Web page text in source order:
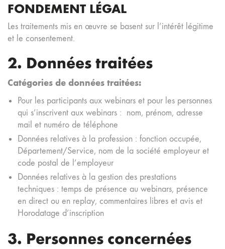
FONDEMENT LÉGAL
Les traitements mis en œuvre se basent sur l’intérêt légitime
et le consentement.
2. Données traitées
Catégories de données traitées:
Pour les participants aux webinars et pour les personnes
qui s’inscrivent aux webinars : nom, prénom, adresse
mail et numéro de téléphone
Données relatives à la profession : fonction occupée,
Département/Service, nom de la société employeur et
code postal de l’employeur
Données relatives à la gestion des prestations
techniques : temps de présence au webinars, présence
en direct ou en replay, commentaires libres et avis et
Horodatage d’inscription
3. Personnes concernées